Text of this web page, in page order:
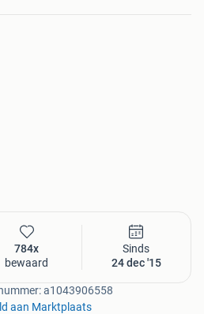
784x
bewaard
Sinds
24 dec '15
a1043906558
aan Marktplaats